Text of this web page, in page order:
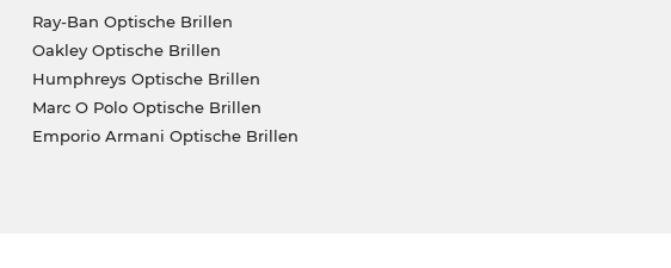
Ray-Ban Optische Brillen
Oakley Optische Brillen
Humphreys Optische Brillen
Marc O Polo Optische Brillen
Emporio Armani Optische Brillen